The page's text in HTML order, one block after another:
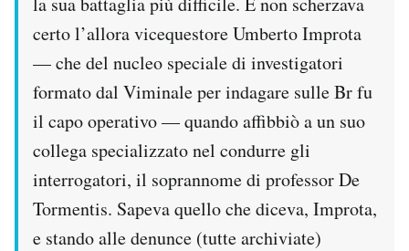
certo l’allora vicequestore Umberto Improta
— che del nucleo speciale di investigatori
formato dal Viminale per indagare sulle Br fu
il capo operativo — quando affibbiò a un suo
collega specializzato nel condurre gli
interrogatori, il soprannome di professor De
Tormentis. Sapeva quello che diceva, Improta,
e stando alle denunce (tutte archiviate)